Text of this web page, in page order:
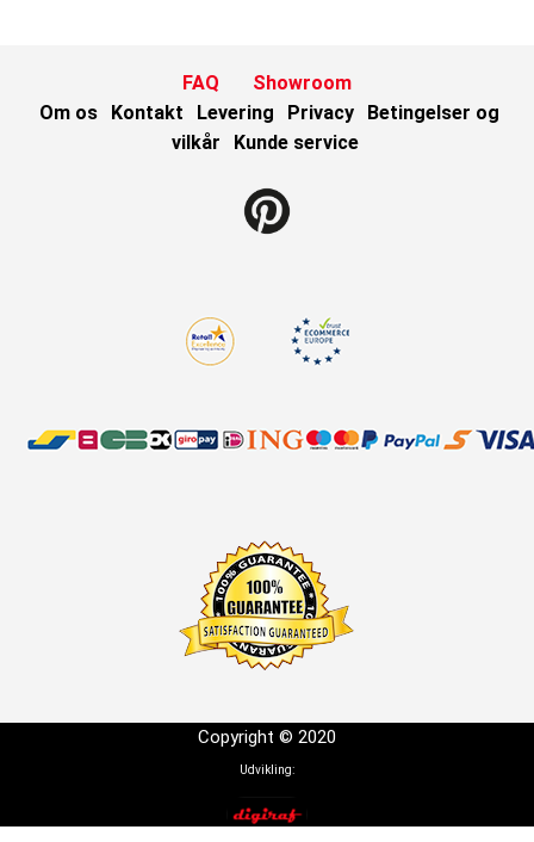
FAQ
Showroom
Om os
Kontakt Levering Privacy
Betingelser og
vilkår
Kunde service
Copyright © 2020
Udvikling: